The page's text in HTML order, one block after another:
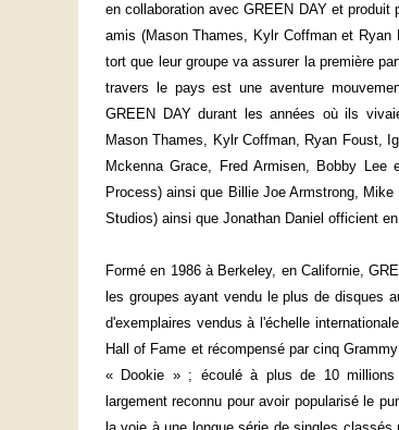
en collaboration avec GREEN DAY et
amis (Mason Thames, Kylr Coffman et
tort que leur groupe va assurer la première
travers le pays est une aventure
GREEN DAY durant les années où ils
Mason Thames, Kylr Coffman, Ryan Foust,
Mckenna Grace, Fred Armisen, Bobby
Process) ainsi que Billie Joe Armstrong,
Studios) ainsi que Jonathan Daniel officient
Formé en 1986 à Berkeley, en Californie,
les groupes ayant vendu le plus de disques
d'exemplaires vendus à l'échelle
Hall of Fame et récompensé par cinq
« Dookie » ; écoulé à plus de 10 millions
largement reconnu pour avoir popularisé le